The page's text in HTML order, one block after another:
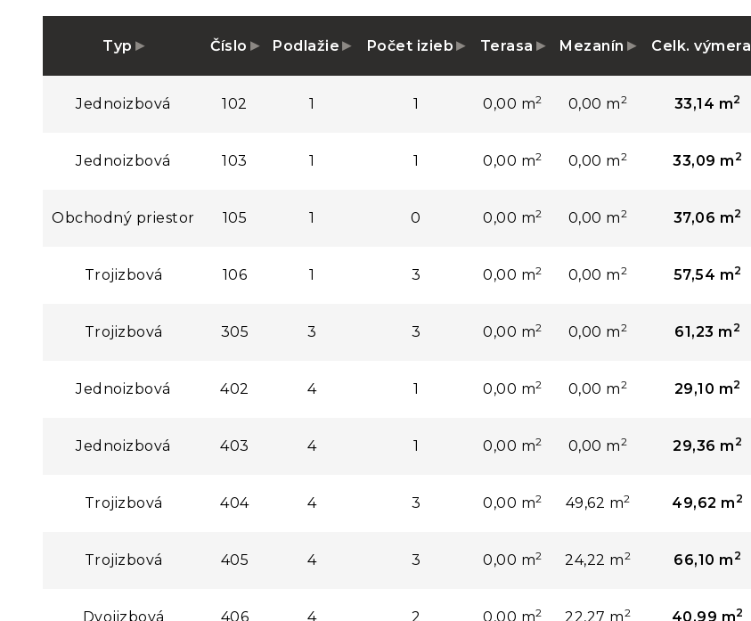
Typ Číslo Podlažie Počet izieb Terasa Mezanín Celk. výmera
Jednoizbová 102 1 1 0,00 m2 0,00 m2 33,14 m2
Jednoizbová 103 1 1 0,00 m2 0,00 m2 33,09 m2
Obchodný priestor 105 1 0 0,00 m2 0,00 m2 37,06 m2
Trojizbová 106 1 3 0,00 m2 0,00 m2 57,54 m2
Trojizbová 305 3 3 0,00 m2 0,00 m2 61,23 m 2
Jednoizbová 402 4 1 0,00 m2 0,00 m2 29,10 m2
Jednoizbová 403 4 1 0,00 m2 0,00 m2 29,36 m 2
Trojizbová 404 4 3 0,00 m2 49,62 m2 49,62 m2
Trojizbová 405 4 3 0,00 m2 24,22 m2 66,10 m 2
Dvojizbová 406 4 2 0,00 m2 22,27 m2 40,99 m2